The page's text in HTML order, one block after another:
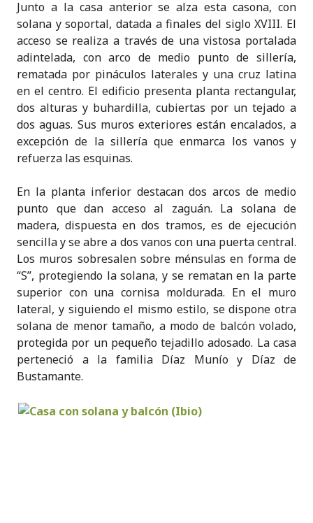
Junto a la casa anterior se alza esta casona, con
solana y soportal, datada a finales del siglo XVIII. El
acceso se realiza a través de una vistosa portalada
adintelada, con arco de medio punto de sillería,
rematada por pináculos laterales y una cruz latina
en el centro. El edificio presenta planta rectangular,
dos alturas y buhardilla, cubiertas por un tejado a
dos aguas. Sus muros exteriores están encalados, a
excepción de la sillería que enmarca los vanos y
refuerza las esquinas.
En la planta inferior destacan dos arcos de medio
punto que dan acceso al zaguán. La solana de
madera, dispuesta en dos tramos, es de ejecución
sencilla y se abre a dos vanos con una puerta central.
Los muros sobresalen sobre ménsulas en forma de
“S”, protegiendo la solana, y se rematan en la parte
superior con una cornisa moldurada. En el muro
lateral, y siguiendo el mismo estilo, se dispone otra
solana de menor tamaño, a modo de balcón volado,
protegida por un pequeño tejadillo adosado. La casa
perteneció a la familia Díaz Munío y Díaz de
Bustamante.